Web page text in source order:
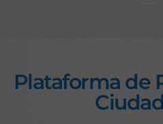
Plataforma de